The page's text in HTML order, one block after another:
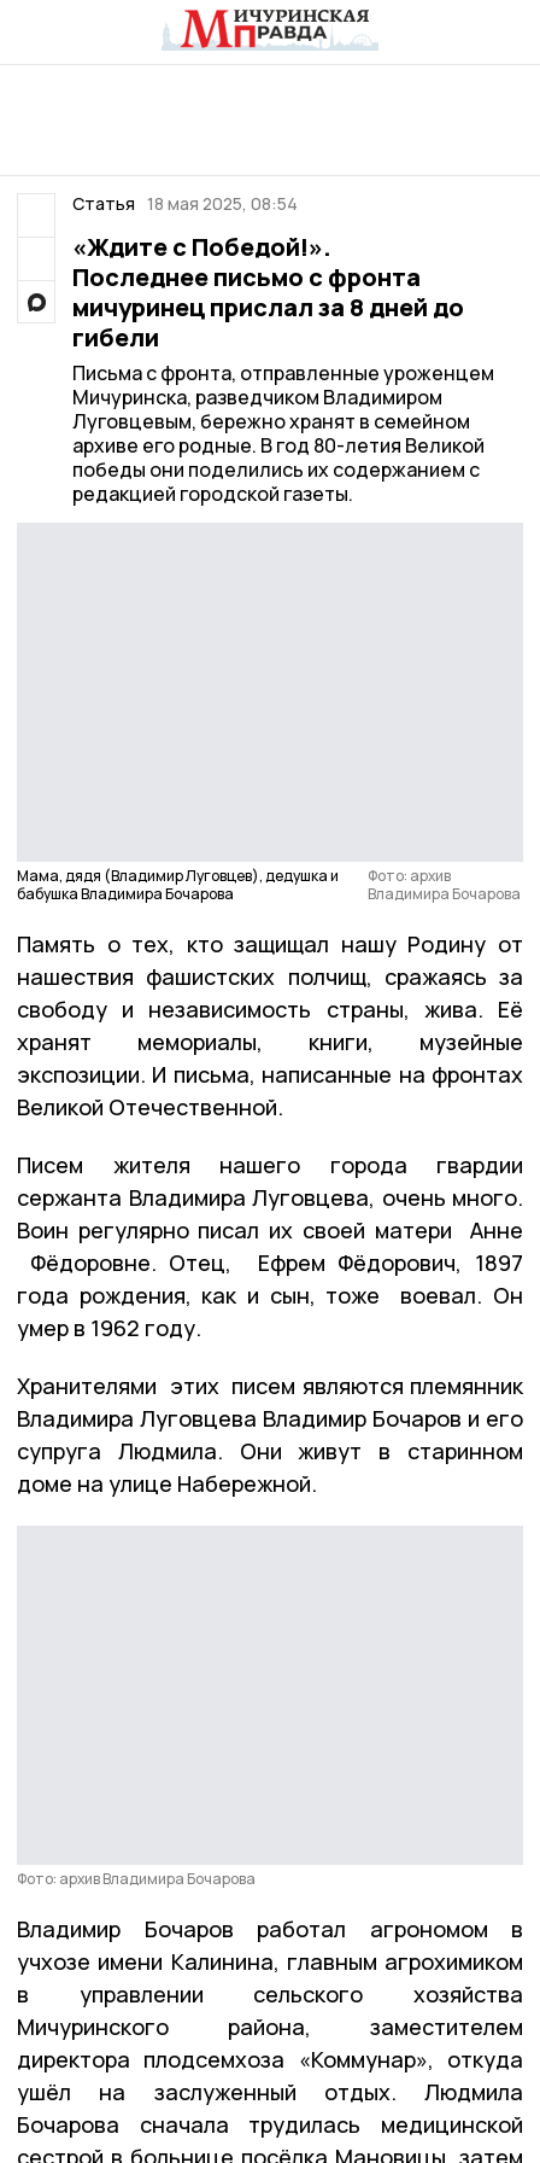
Статья 18 мая 2025, 08:54
«Ждите с Победой!».
Последнее письмо с фронта
мичуринец прислал за 8 дней до
гибели
Письма с фронта, отправленные уроженцем
Мичуринска, разведчиком Владимиром
Луговцевым, бережно хранят в семейном
архиве его родные. В год 80-летия Великой
победы они поделились их содержанием с
редакцией городской газеты.
Мама, дядя (Владимир Луговцев), дедушка и
бабушка Владимира Бочарова
Фото: архив
Владимира Бочарова
Память о тех, кто защищал нашу Родину от
нашествия фашистских полчищ, сражаясь за
свободу и независимость страны, жива. Её
хранят мемориалы, книги, музейные
экспозиции. И письма, написанные на фронтах
Великой Отечественной.
Писем жителя нашего города гвардии
сержанта Владимира Луговцева, очень много.
Воин регулярно писал их своей матери Анне
Фёдоровне. Отец, Ефрем Фёдорович, 1897
года рождения, как и сын, тоже воевал. Он
умер в 1962 году.
Хранителями этих писем являются племянник
Владимира Луговцева Владимир Бочаров и его
супруга Людмила. Они живут в старинном
доме на улице Набережной.
Фото: архив Владимира Бочарова
Владимир Бочаров работал агрономом в
учхозе имени Калинина, главным агрохимиком
в управлении сельского хозяйства
Мичуринского района, заместителем
директора плодсемхоза «Коммунар», откуда
ушёл на заслуженный отдых. Людмила
Бочарова сначала трудилась медицинской
сестрой в больнице посёлка Мановицы, затем